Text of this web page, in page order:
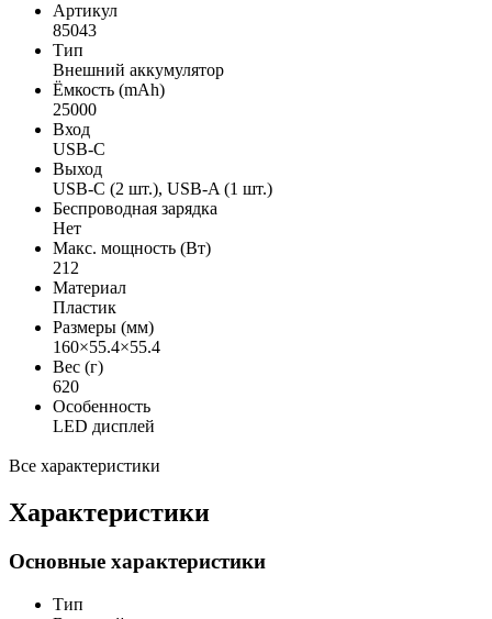
Артикул
85043
Тип
Внешний аккумулятор
Ёмкость (mAh)
25000
Вход
USB-C
Выход
USB-C (2 шт.), USB-A (1 шт.)
Беспроводная зарядка
Нет
Макс. мощность (Вт)
212
Материал
Пластик
Размеры (мм)
160×55.4×55.4
Вес (г)
620
Особенность
LED дисплей
Все характеристики
Характеристики
Основные характеристики
Тип